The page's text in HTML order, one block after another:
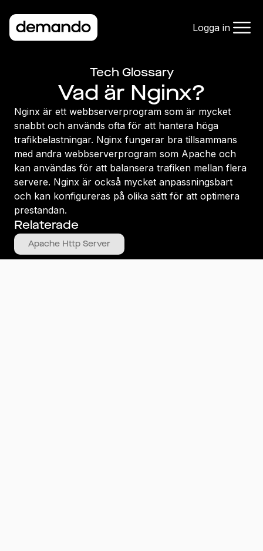
Logga in
Tech Glossary
Vad är Nginx?
Nginx är ett webbserverprogram som är mycket
snabbt och används ofta för att hantera höga
trafikbelastningar. Nginx fungerar bra tillsammans
med andra webbserverprogram som Apache och
kan användas för att balansera trafiken mellan flera
servere. Nginx är också mycket anpassningsbart
och kan konfigureras på olika sätt för att optimera
prestandan.
Relaterade
Apache Http Server